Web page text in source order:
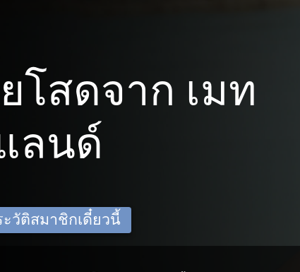
โสดจาก เมท
ลนด์
วัติสมาชิกเดี๋ยวนี้